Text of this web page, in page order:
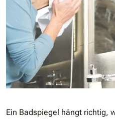
Ein Badspiegel hängt richtig,